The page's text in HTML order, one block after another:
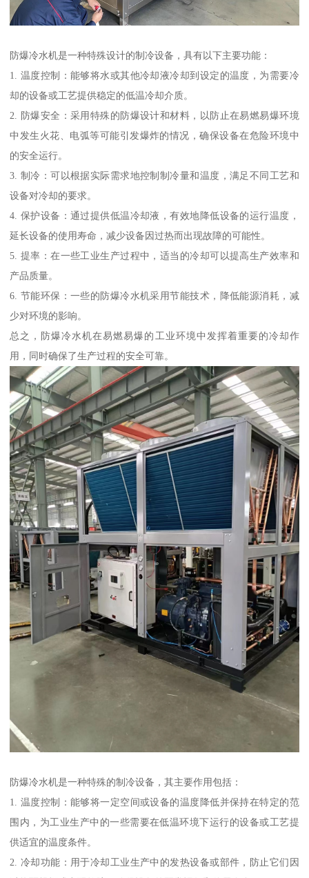
防爆冷水机是一种特殊设计的制冷设备，具有以下主要功能：
1. 温度控制：能够将水或其他冷却液冷却到设定的温度，为需要冷
却的设备或工艺提供稳定的低温冷却介质。
2. 防爆安全：采用特殊的防爆设计和材料，以防止在易燃易爆环境
中发生火花、电弧等可能引发爆炸的情况，确保设备在危险环境中
的安全运行。
3. 制冷：可以根据实际需求地控制制冷量和温度，满足不同工艺和
设备对冷却的要求。
4. 保护设备：通过提供低温冷却液，有效地降低设备的运行温度，
延长设备的使用寿命，减少设备因过热而出现故障的可能性。
5. 提率：在一些工业生产过程中，适当的冷却可以提高生产效率和
产品质量。
6. 节能环保：一些的防爆冷水机采用节能技术，降低能源消耗，减
少对环境的影响。
总之，防爆冷水机在易燃易爆的工业环境中发挥着重要的冷却作
用，同时确保了生产过程的安全可靠。
防爆冷水机是一种特殊的制冷设备，其主要作用包括：
1. 温度控制：能够将一定空间或设备的温度降低并保持在特定的范
围内，为工业生产中的一些需要在低温环境下运行的设备或工艺提
供适宜的温度条件。
2. 冷却功能：用于冷却工业生产中的发热设备或部件，防止它们因